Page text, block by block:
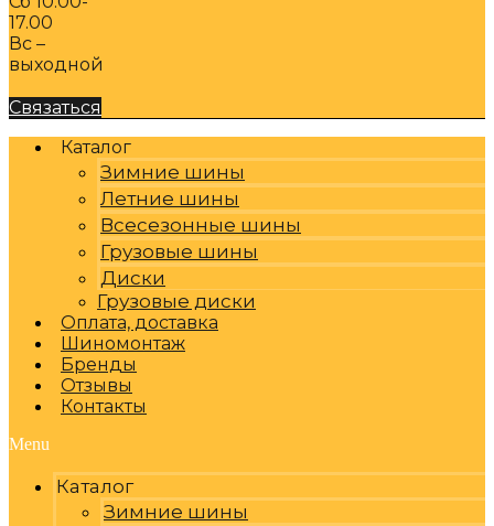
17.00
Вс –
выходной
Связаться
Каталог
Зимние шины
Летние шины
Всесезонные шины
Грузовые шины
Диски
Грузовые диски
Оплата, доставка
Шиномонтаж
Бренды
Отзывы
Контакты
Menu
Каталог
Зимние шины